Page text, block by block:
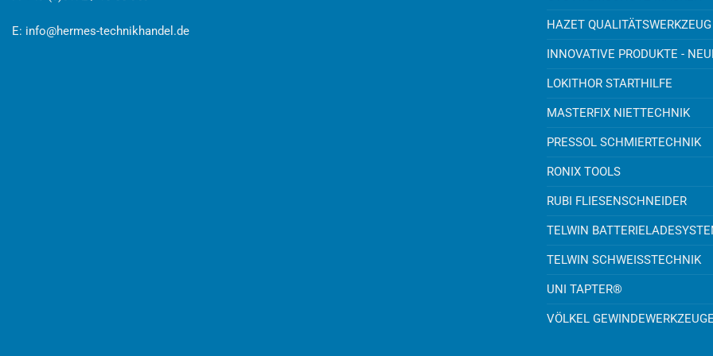
E: info@hermes-technikhandel.de HAZET QUALITÄTSWERKZEUG
INNOVATIVE PRODUKTE -
LOKITHOR STARTHILFE
MASTERFIX NIETTECHNIK
PRESSOL SCHMIERTECHNIK
RONIX TOOLS
RUBI FLIESENSCHNEIDER
TELWIN
TELWIN SCHWEISSTECHNIK
UNI TAPTER®
VÖLKEL GEWINDEWERKZEUGE